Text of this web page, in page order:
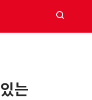
검색
는